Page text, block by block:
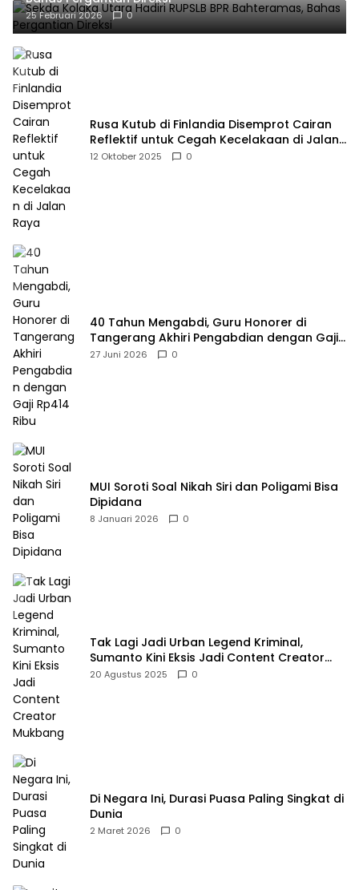
25 Februari 2026 0
Rusa Kutub di Finlandia Disemprot Cairan
Reflektif untuk Cegah Kecelakaan di Jalan
Raya
12 Oktober 2025 0
40 Tahun Mengabdi, Guru Honorer di
Tangerang Akhiri Pengabdian dengan Gaji
Rp414 Ribu
27 Juni 2026 0
MUI Soroti Soal Nikah Siri dan Poligami Bisa
Dipidana
8 Januari 2026 0
Tak Lagi Jadi Urban Legend Kriminal,
Sumanto Kini Eksis Jadi Content Creator
Mukbang
20 Agustus 2025 0
Di Negara Ini, Durasi Puasa Paling Singkat di
Dunia
2 Maret 2026 0